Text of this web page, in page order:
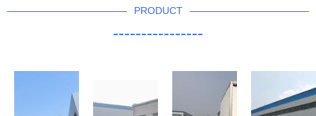
PRODUCT
----------------